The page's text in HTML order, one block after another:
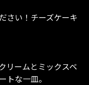
さい！チーズケーキ
リームとミックスベ
トな一皿。